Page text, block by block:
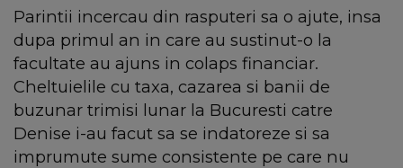
Parintii incercau din rasputeri sa o ajute, insa
dupa primul an in care au sustinut-o la
facultate au ajuns in colaps financiar.
Cheltuielile cu taxa, cazarea si banii de
buzunar trimisi lunar la Bucuresti catre
Denise i-au facut sa se indatoreze si sa
imprumute sume consistente pe care nu